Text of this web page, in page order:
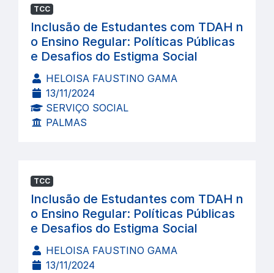
TCC
Inclusão de Estudantes com TDAH n
o Ensino Regular: Políticas Públicas
e Desafios do Estigma Social
HELOISA FAUSTINO GAMA
13/11/2024
SERVIÇO SOCIAL
PALMAS
TCC
Inclusão de Estudantes com TDAH n
o Ensino Regular: Políticas Públicas
e Desafios do Estigma Social
HELOISA FAUSTINO GAMA
13/11/2024